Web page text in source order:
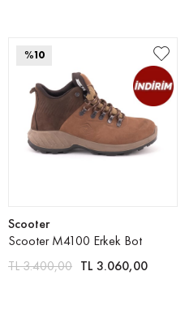
Scooter
Scooter M4100 Erkek Bot
TL 3.060,00
TL 3.400,00
%10